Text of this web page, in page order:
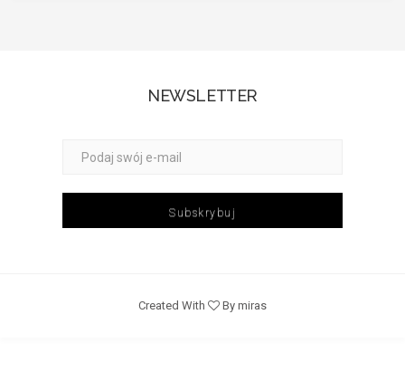
NEWSLETTER
Subskrybuj
Created With By miras